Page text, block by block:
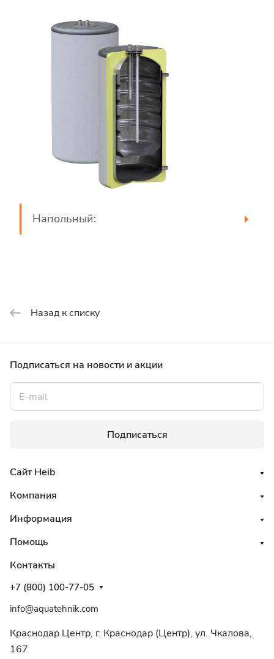
Напольный:
Назад к списку
Подписаться на новости и акции
Подписаться
Сайт Heib
Компания
Информация
Помощь
Контакты
+7 (800) 100-77-05
info@aquatehnik.com
Краснодар Центр, г. Краснодар (Центр), ул. Чкалова,
167